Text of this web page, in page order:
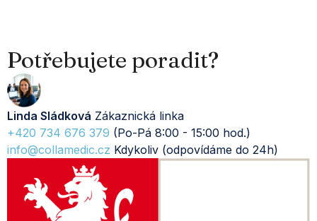
Potřebujete poradit?
Linda Sládková Zákaznická linka
+420 734 676 379 (Po-Pá 8:00 - 15:00 hod.)
info@collamedic.cz Kdykoliv (odpovídáme do 24h)